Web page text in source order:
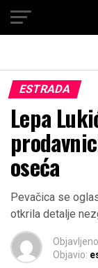
ESTRADA
Lepa
oseća
Pevačica se
otkrila detalje
Objavio: